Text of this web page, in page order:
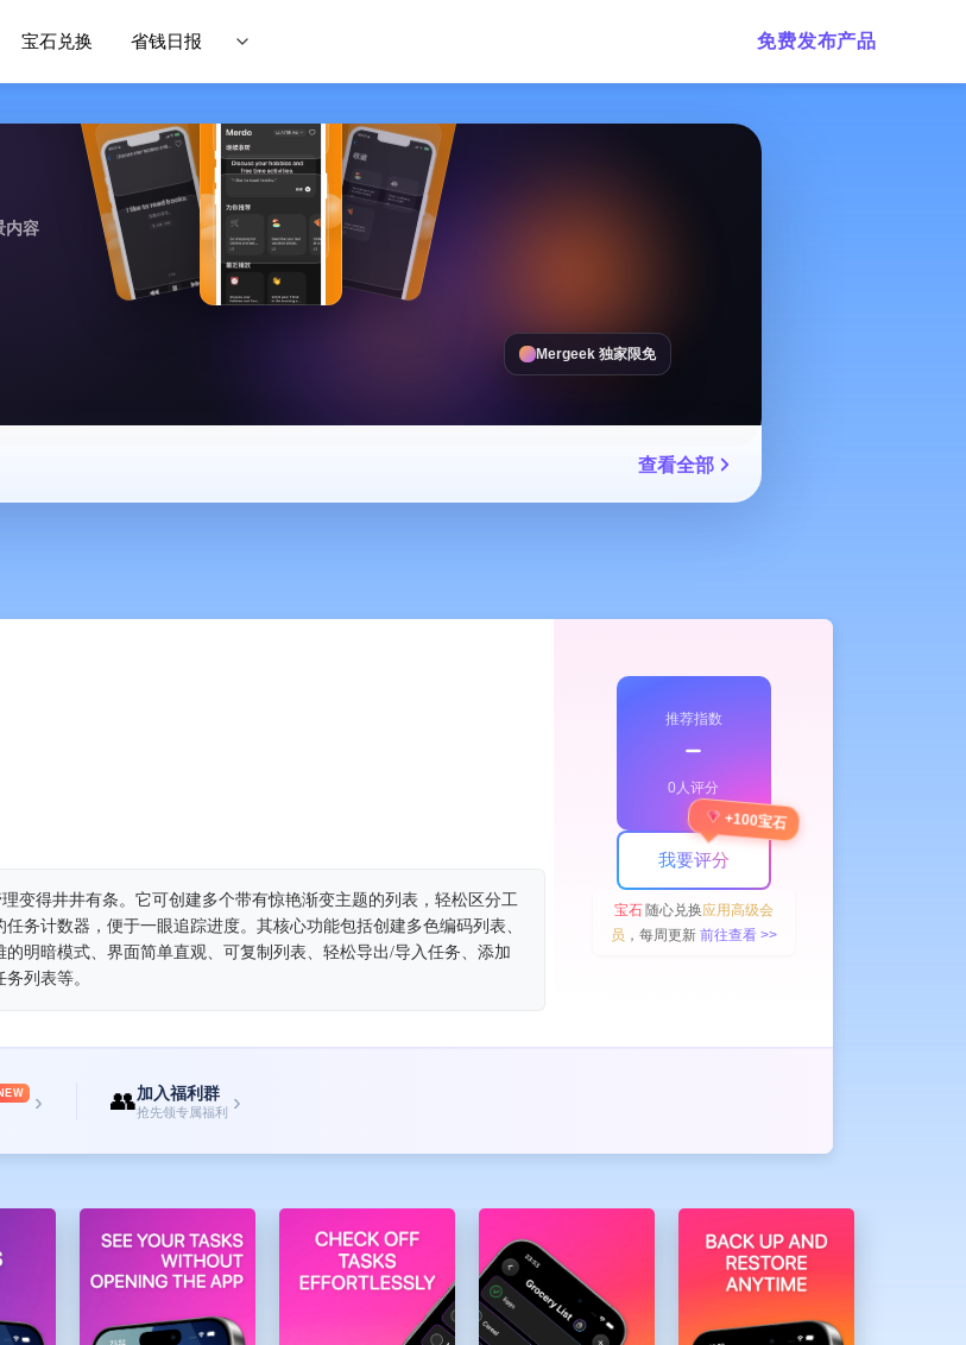
宝石兑换 省钱日报 免费发布产品
内容
Mergeek 独家限免
查看全部
变得井井有条。它可创建多个带有惊艳渐变主题的列表，轻松区分工
务计数器，便于一眼追踪进度。其核心功能包括创建多色编码列表、
明暗模式、界面简单直观、可复制列表、轻松导出/导入任务、添加
列表等。
推荐指数
﹣
0人评分
我要评分
+100宝石
宝石随心兑换应用高级会
员 ，每周更新 前往查看 >>
› 👥加入福利群
抢先领专属福利 ›